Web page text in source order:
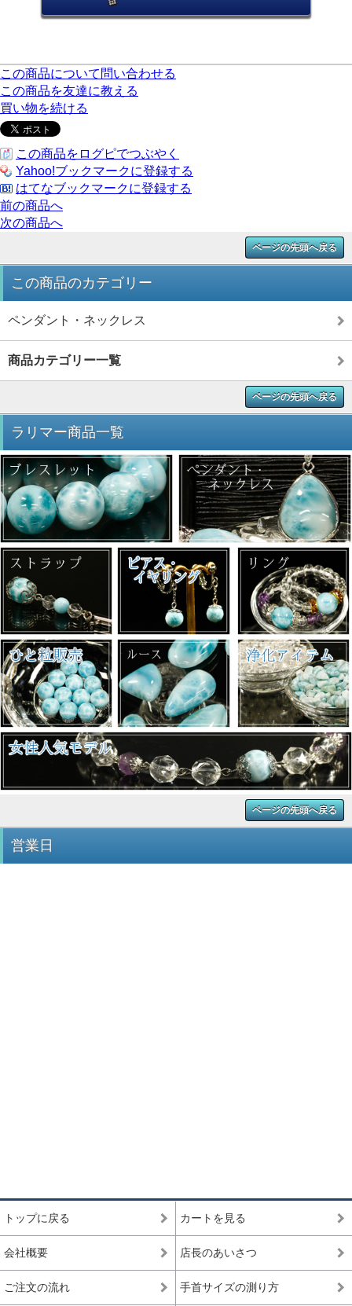
この商品について問い合わせる
この商品を友達に教える
買い物を続ける
この商品をログピでつぶやく
Yahoo!ブックマークに登録する
はてなブックマークに登録する
前の商品へ
次の商品へ
ページの先頭へ戻る
この商品のカテゴリー
ペンダント・ネックレス
商品カテゴリー一覧
ページの先頭へ戻る
ラリマー商品一覧
ページの先頭へ戻る
営業日
トップに戻る カートを見る
会社概要 店長のあいさつ
ご注文の流れ 手首サイズの測り方